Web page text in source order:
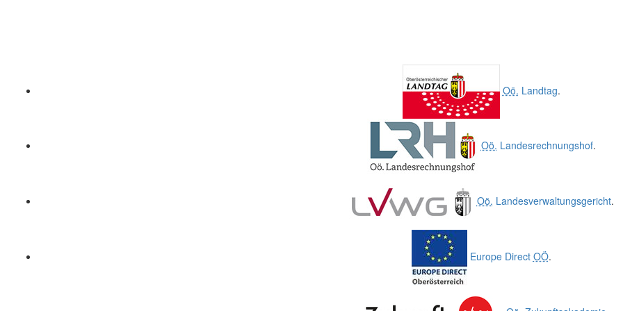
Oö. Landtag.
Oö. Landesrechnungshof.
Oö. Landesverwaltungsgericht.
Europe Direct OÖ.